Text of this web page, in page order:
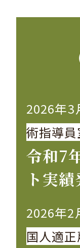
2026年3
術指導
令和7
ト実
2026年2
国人適